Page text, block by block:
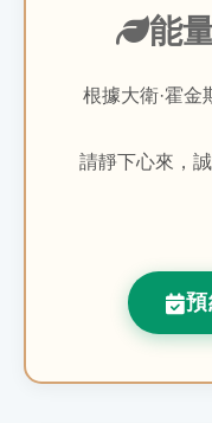
能
根據大衛·霍金
請靜下心來，